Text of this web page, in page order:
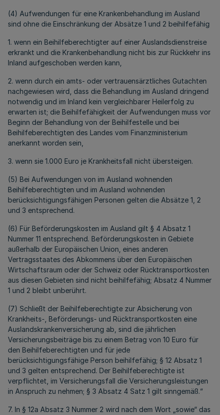
(4) Aufwendungen für eine Krankenbehandlung im Ausland
sind ohne die Einschränkung der Absätze 1 und 2 beihilfefähig
1. wenn ein Beihilfeberechtigter auf einer Auslandsdienstreise
erkrankt und die Krankenbehandlung nicht bis zur Rückkehr ins
Inland aufgeschoben werden kann,
2. wenn durch ein amts- oder vertrauensärztliches Gutachten
nachgewiesen wird, dass die Behandlung im Ausland dringend
notwendig und im Inland kein vergleichbarer Heilerfolg zu
erwarten ist; die Beihilfefähigkeit der Aufwendungen muss vor
Beginn der Behandlung von der Beihilfestelle und bei
Beihilfeberechtigten des Landes vom Finanzministerium
anerkannt worden sein,
3. wenn sie 1.000 Euro je Krankheitsfall nicht übersteigen.
(5) Bei Aufwendungen von im Ausland wohnenden
Beihilfeberechtigten und im Ausland wohnenden
berücksichtigungsfähigen Personen gelten die Absätze 1, 2
und 3 entsprechend.
(6) Für Beförderungskosten im Ausland gilt § 4 Absatz 1
Nummer 11 entsprechend. Beförderungskosten in Gebiete
außerhalb der Europäischen Union, eines anderen
Vertragsstaates des Abkommens über den Europäischen
Wirtschaftsraum oder der Schweiz oder Rücktransportkosten
aus diesen Gebieten sind nicht beihilfefähig; Absatz 4 Nummer
1 und 2 bleibt unberührt.
(7) Schließt der Beihilfeberechtigte zur Absicherung von
Krankheits-, Beförderungs- und Rücktransportkosten eine
Auslandskrankenversicherung ab, sind die jährlichen
Versicherungsbeiträge bis zu einem Betrag von 10 Euro für
den Beihilfeberechtigten und für jede
berücksichtigungsfähige Person beihilfefähig; § 12 Absatz 1
und 3 gelten entsprechend. Der Beihilfeberechtigte ist
verpflichtet, im Versicherungsfall die Versicherungsleistungen
in Anspruch zu nehmen; § 3 Absatz 4 Satz 1 gilt sinngemäß.“
7. In § 12a Absatz 3 Nummer 2 wird nach dem Wort „sowie“ das